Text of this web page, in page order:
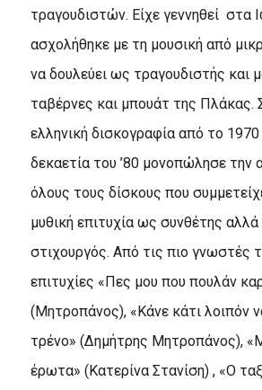
τραγουδιστών. Είχε γεννηθεί στα
ασχολήθηκε με τη μουσική από
να δουλεύει ως τραγουδιστής και
ταβέρνες και μπουάτ της Πλάκας.
ελληνική δισκογραφία από το
δεκαετία του ’80 μονοπώλησε την
όλους τους δίσκους που
μυθική επιτυχία ως συνθέτης
στιχουργός. Από τις πιο γνωστές
επιτυχίες «Πες μου που πουλάν
(Μητροπάνος), «Κάνε κάτι λοιπόν
τρένο» (Δημήτρης Μητροπάνος),
έρωτα» (Κατερίνα Στανίση) , «Ο